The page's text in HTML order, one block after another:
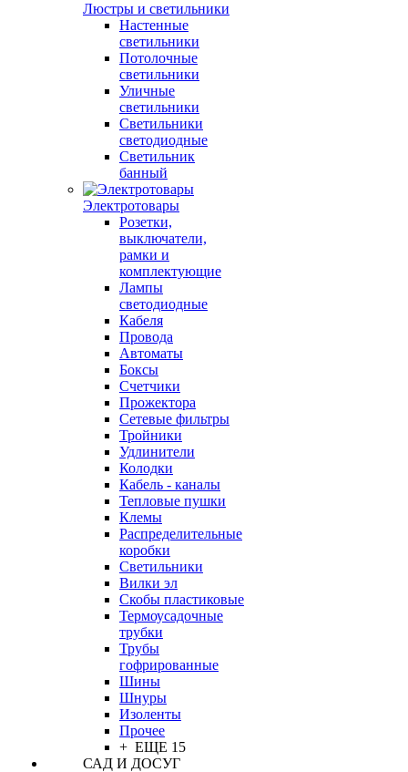
Люстры и светильники
Настенные
светильники
Потолочные
светильники
Уличные
светильники
Светильники
светодиодные
Светильник
банный
Электротовары
Розетки,
выключатели,
рамки и
комплектующие
Лампы
светодиодные
Кабеля
Провода
Автоматы
Боксы
Счетчики
Прожектора
Сетевые фильтры
Тройники
Удлинители
Колодки
Кабель - каналы
Тепловые пушки
Клемы
Распределительные
коробки
Светильники
Вилки эл
Скобы пластиковые
Термоусадочные
трубки
Трубы
гофрированные
Шины
Шнуры
Изоленты
Прочее
+ ЕЩЕ 15
САД И ДОСУГ